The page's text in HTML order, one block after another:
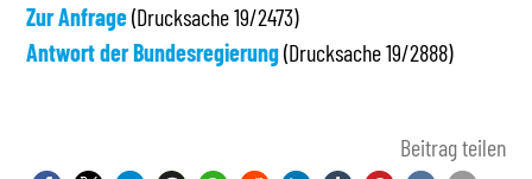
Zur Anfrage(Drucksache 19/2473)
Antwort der Bundesregierung(Drucksache 19/2888)
Beitrag teilen